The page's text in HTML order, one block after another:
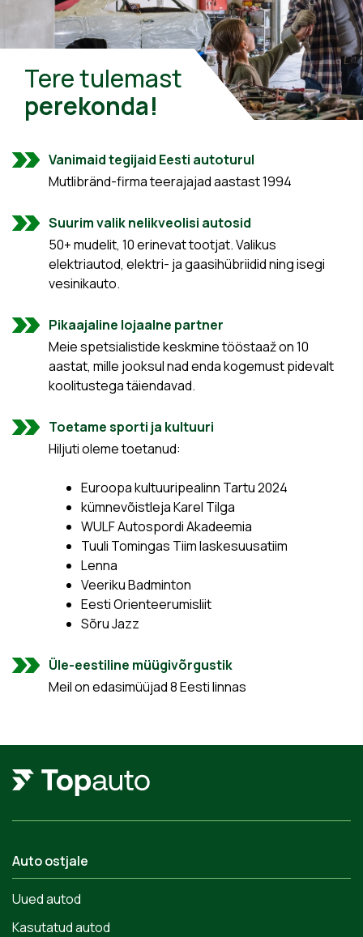
Tere tulemast
perekonda!
Vanimaid tegijaid Eesti autoturul
Mutlibränd-firma teerajajad aastast 1994
Suurim valik nelikveolisi autosid
50+ mudelit, 10 erinevat tootjat. Valikus
elektriautod, elektri- ja gaasihübriidid ning isegi
vesinikauto.
Pikaajaline lojaalne partner
Meie spetsialistide keskmine tööstaaž on 10
aastat, mille jooksul nad enda kogemust pidevalt
koolitustega täiendavad.
Toetame sporti ja kultuuri
Hiljuti oleme toetanud:
Euroopa kultuuripealinn Tartu 2024
kümnevõistleja Karel Tilga
WULF Autospordi Akadeemia
Tuuli Tomingas Tiim laskesuusatiim
Lenna
Veeriku Badminton
Eesti Orienteerumisliit
Sõru Jazz
Üle-eestiline müügivõrgustik
Meil on edasimüüjad 8 Eesti linnas
Auto ostjale
Uued autod
Kasutatud autod